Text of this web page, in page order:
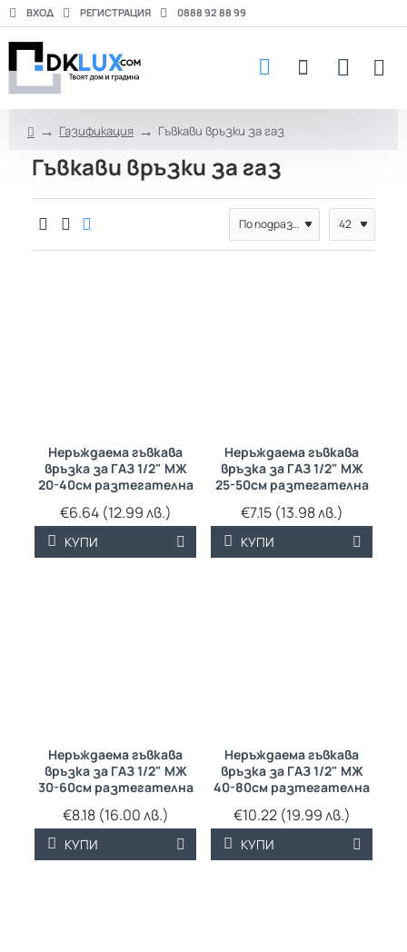
ВХОД РЕГИСТРАЦИЯ 0888 92 88 99
o
m
e
Газификация Гъвкави връзки за газ
Гъвкави връзки за газ
Неръждаема гъвкава
връзка за ГАЗ 1/2" МЖ
20-40см разтегателна
€6.64 (12.99 лв.)
КУПИ
Неръждаема гъвкава
връзка за ГАЗ 1/2" МЖ
25-50см разтегателна
€7.15 (13.98 лв.)
КУПИ
Неръждаема гъвкава
връзка за ГАЗ 1/2" МЖ
30-60см разтегателна
€8.18 (16.00 лв.)
КУПИ
Неръждаема гъвкава
връзка за ГАЗ 1/2" МЖ
40-80см разтегателна
€10.22 (19.99 лв.)
КУПИ